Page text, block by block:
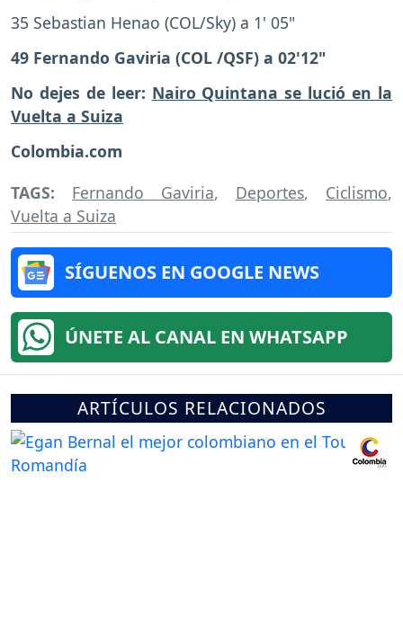
35 Sebastian Henao (COL/Sky) a 1' 05"
49 Fernando Gaviria (COL /QSF) a 02'12"
No dejes de leer: Nairo Quintana se lució en la
Vuelta a Suiza
Colombia.com
TAGS: Fernando Gaviria, Deportes, Ciclismo,
Vuelta a Suiza
SÍGUENOS EN GOOGLE NEWS
ÚNETE AL CANAL EN WHATSAPP
ARTÍCULOS RELACIONADOS